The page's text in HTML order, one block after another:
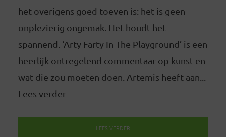
het overigens goed toeven is: het is geen
onplezierig ongemak. Het houdt het
spannend. ‘Arty Farty In The Playground’ is een
heerlijk ontregelend commentaar op kunst en
wat die zou moeten doen. Artemis heeft aan...
Lees verder
LEES VERDER